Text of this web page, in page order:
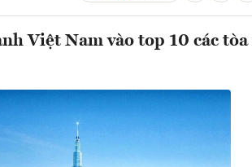
Việt Nam vào top 10 các tòa